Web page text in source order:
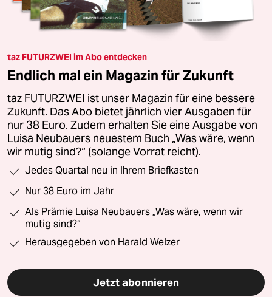
taz FUTURZWEI im Abo entdecken
Endlich mal ein Magazin für Zukunft
taz FUTURZWEI ist unser Magazin für eine bessere
Zukunft. Das Abo bietet jährlich vier Ausgaben für
nur 38 Euro. Zudem erhalten Sie eine Ausgabe von
Luisa Neubauers neuestem Buch „Was wäre, wenn
wir mutig sind?“ (solange Vorrat reicht).
Jedes Quartal neu in Ihrem Briefkasten
Nur 38 Euro im Jahr
Als Prämie Luisa Neubauers „Was wäre, wenn wir
mutig sind?“
Herausgegeben von Harald Welzer
Jetzt abonnieren